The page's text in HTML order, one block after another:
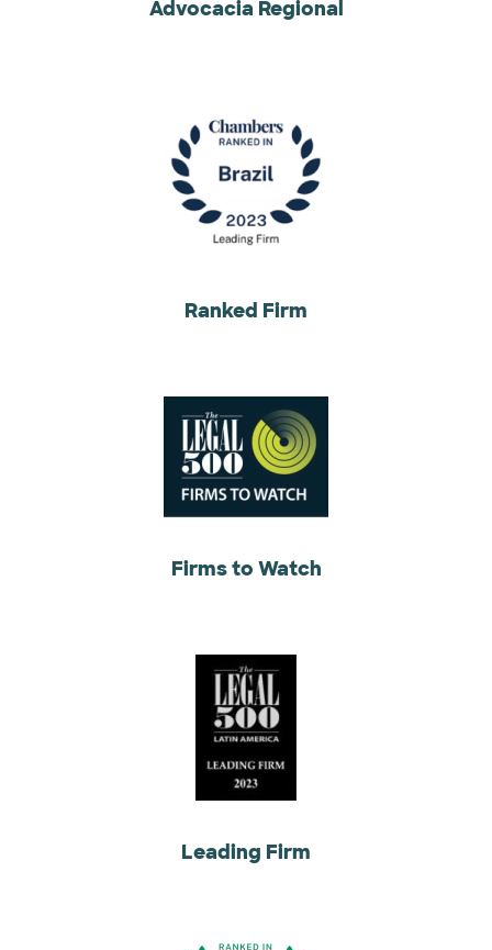
Advocacia Regional
Ranked Firm
Firms to Watch
Leading Firm